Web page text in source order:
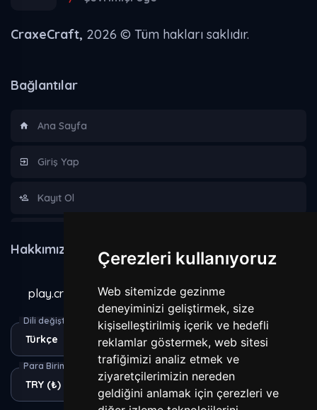
Çerezleri kullanıyoruz
Web sitemizde gezinme
deneyiminizi geliştirmek, size
kişiselleştirilmiş içerik ve hedefli
reklamlar göstermek, web sitesi
trafiğimizi analiz etmek ve
ziyaretçilerimizin nereden
geldiğini anlamak için çerezleri ve
CraxeCraft, 2026 © Tüm hakları saklıdır.
Bağlantılar
Ana Sayfa
Giriş Yap
Kayıt Ol
Gizlilik Sözleşmesi
Yasaklananlar
Hakkımızda
play.craxecraft.com
Dili değiştir
Para Birimi